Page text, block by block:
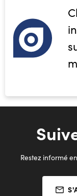
Restez informé